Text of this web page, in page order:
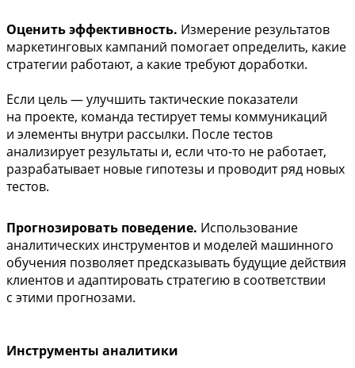
Оценить эффективность. Измерение результатов
маркетинговых кампаний помогает определить, какие
стратегии работают, а какие требуют доработки.
Если цель — улучшить тактические показатели
на проекте, команда тестирует темы коммуникаций
и элементы внутри рассылки. После тестов
анализирует результаты и, если что-то не работает,
разрабатывает новые гипотезы и проводит ряд новых
тестов.
Прогнозировать поведение. Использование
аналитических инструментов и моделей машинного
обучения позволяет предсказывать будущие действия
клиентов и адаптировать стратегию в соответствии
с этими прогнозами.
Инструменты аналитики